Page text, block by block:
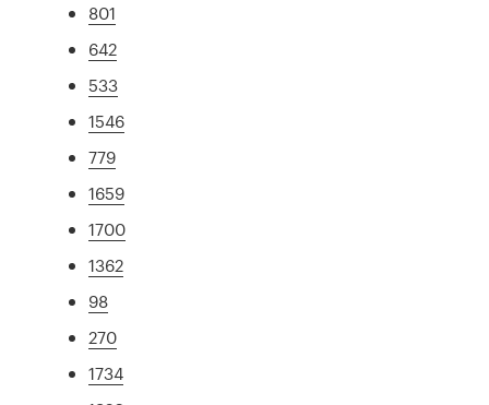
801
642
533
1546
779
1659
1700
1362
98
270
1734